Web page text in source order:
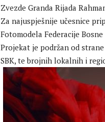
Zvezde Granda Rijada
Za najuspješnije učesnice
Fotomodela Federacije
Projekat je podržan od
SBK, te brojnih lokalnih i